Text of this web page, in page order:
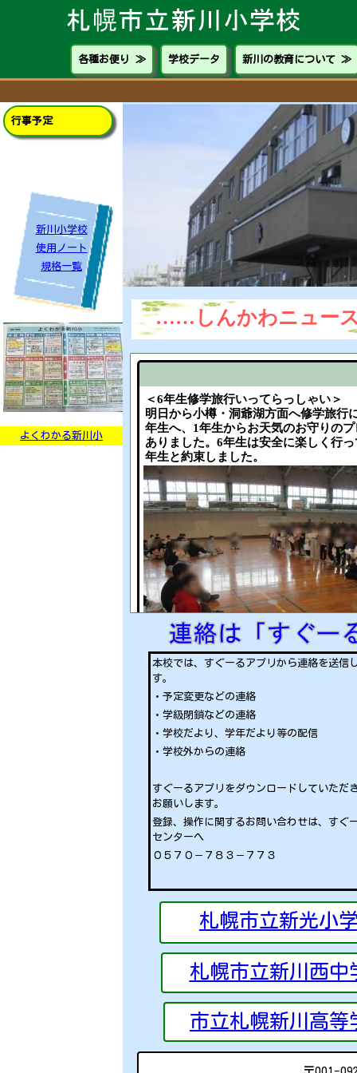
各種お便り ≫ 学校データ 新川の教育について ≫
行事予定
新川小学校
使用ノート
規格一覧
よくわかる新川小
……しんかわニュー
＜6年生修学旅行いってらっしゃい＞
明日から小樽・洞爺湖方面へ修学旅行
年生へ、1年生からお天気のお守りの
ありました。6年生は安全に楽しく行
年生と約束しました。
＜栄養士の先生による食指導＞
1年生の学級では、北陽小の栄養士の
ただき、給食についての学習をしまし
本校では、すぐーるアプリから連絡を送信
す。
・予定変更などの連絡
・学級閉鎖などの連絡
・学校だより、学年だより等の配信
・学校外からの連絡
すぐーるアプリをダウンロードしていただ
お願いします。
登録、操作に関するお問い合わせは、すぐ
センターへ
０５７０－７８３－７７３
札幌市立新川西中
札幌市立新光小
市立札幌新川高等